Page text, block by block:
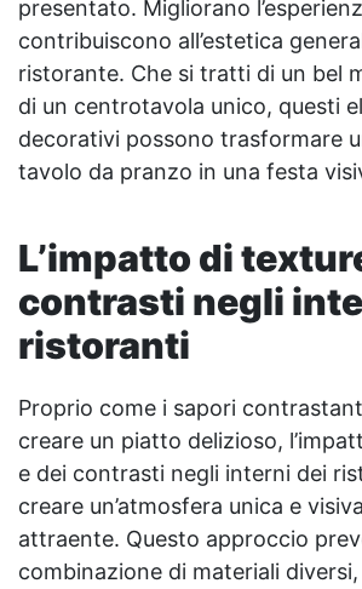
presentato. Migliorano
contribuiscono all’estetica
ristorante. Che si tratti di un bel
di un centrotavola unico, questi
decorativi possono trasformare
tavolo da pranzo in una festa
L’impatto di
contrasti negli
ristoranti
Proprio come i sapori
creare un piatto delizioso,
e dei contrasti negli interni dei
creare un’atmosfera unica e
attraente. Questo approccio
combinazione di materiali diversi,